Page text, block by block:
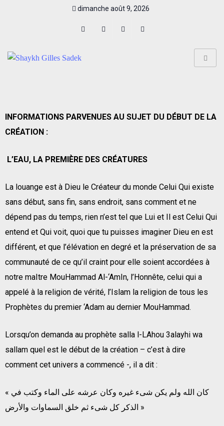
dimanche août 9, 2026
INFORMATIONS PARVENUES AU SUJET DU DÉBUT DE LA
CRÉATION :
L’EAU, LA PREMIÈRE DES CRÉATURES
La louange est à Dieu le Créateur du monde Celui Qui existe
sans début, sans fin, sans endroit, sans comment et ne
dépend pas du temps, rien n’est tel que Lui et Il est Celui Qui
entend et Qui voit, quoi que tu puisses imaginer Dieu en est
différent, et que l’élévation en degré et la préservation de sa
communauté de ce qu’il craint pour elle soient accordées à
notre maItre MouHammad Al-‘AmIn, l’Honnête, celui qui a
appelé à la religion de vérité, l’Islam la religion de tous les
Prophètes du premier ‘Adam au dernier MouHammad.
Lorsqu’on demanda au prophète salla l-LAhou 3alayhi wa
sallam quel est le début de la création – c’est à dire
comment cet univers a commencé -, il a dit :
« كان الله ولم يكن شىء غيره وكان عرشه على الماء وكتب في
الذكر كل شىء ثم خلق السماوات والأرض »